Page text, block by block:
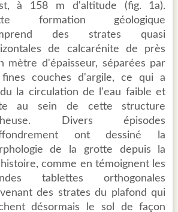
à 158 m d'altitude (fig. 1a).
formation géologique
des strates quasi
de calcarénite de près
mètre d'épaisseur, séparées par
couches d'argile, ce qui a
la circulation de l'eau faible et
au sein de cette structure
Divers épisodes
ont dessiné la
de la grotte depuis la
comme en témoignent les
tablettes orthogonales
des strates du plafond qui
désormais le sol de façon